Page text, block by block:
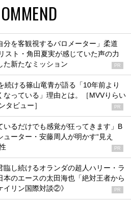
分を客観視するバロメーター」柔道
スト・角田夏実が感じていた声の力
た新たなミッション
PR
続ける篠山竜青が語る「10年前より
なっている」理由とは。［MVVりらい
タビュー］
PR
いるだけでも感覚が狂ってきます」B
ューター・安藤周人が明かす“見え
PR
臨し続けるオランダの超人ハリー・ラ
本のエースの太田海也「絶対王者から
イリン国際対談②》
PR